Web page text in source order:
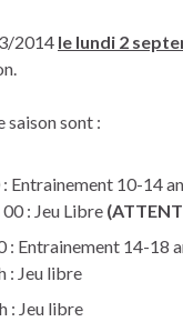
2014 le lundi 2
saison sont :
: Entrainement 10-14
: Jeu Libre
: Entrainement 14-18
: Jeu libre
: Jeu libre